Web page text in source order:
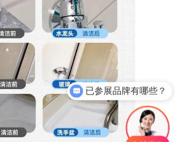
已参展品牌有哪些？